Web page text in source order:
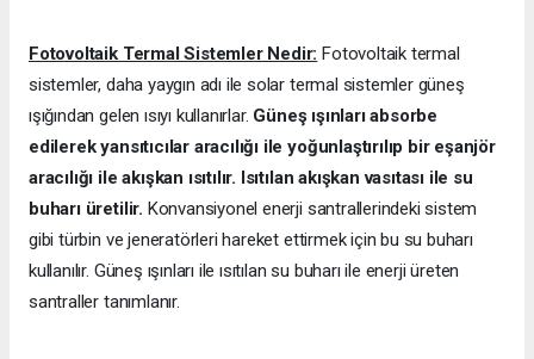
Fotovoltaik Termal Sistemler Nedir: Fotovoltaik termal
sistemler, daha yaygın adı ile solar termal sistemler güneş
ışığından gelen ısıyı kullanırlar. Güneş ışınları absorbe
edilerek yansıtıcılar aracılığı ile yoğunlaştırılıp bir eşanjör
aracılığı ile akışkan ısıtılır. Isıtılan akışkan vasıtası ile su
buharı üretilir. Konvansiyonel enerji santrallerindeki sistem
gibi türbin ve jeneratörleri hareket ettirmek için bu su buharı
kullanılır. Güneş ışınları ile ısıtılan su buharı ile enerji üreten
santraller tanımlanır.